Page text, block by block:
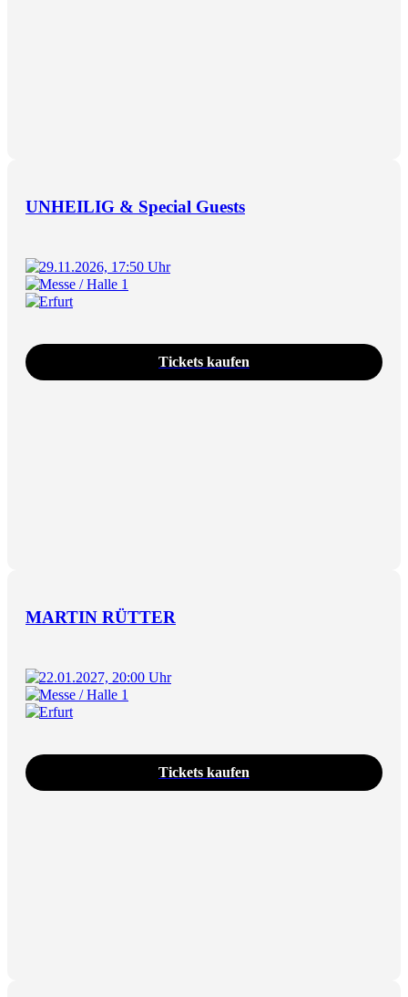
UNHEILIG & Special Guests
29.11.2026, 17:50 Uhr
Messe / Halle 1
Erfurt
Tickets kaufen
MARTIN RÜTTER
22.01.2027, 20:00 Uhr
Messe / Halle 1
Erfurt
Tickets kaufen